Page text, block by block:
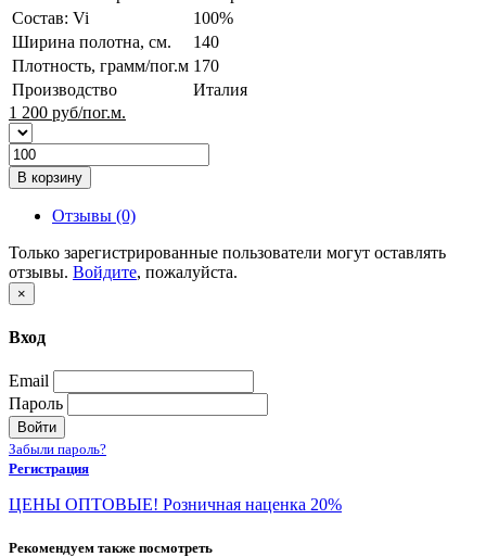
Состав: Vi
100%
Ширина полотна, см.
140
Плотность, грамм/пог.м 170
Производство
Италия
1 200 руб/пог.м.
В корзину
Отзывы (0)
Только зарегистрированные пользователи могут оставлять
отзывы. Войдите, пожалуйста.
×
Вход
Email
Пароль
Войти
Забыли пароль?
Регистрация
ЦЕНЫ ОПТОВЫЕ! Розничная наценка 20%
Рекомендуем также посмотреть